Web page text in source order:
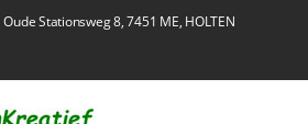
Oude Stationsweg 8, 7451 ME, HOLTEN